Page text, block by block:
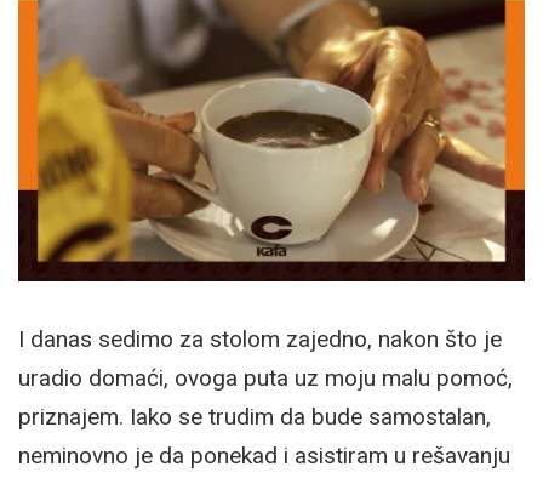
I danas sedimo za stolom zajedno, nakon što je
uradio domaći, ovoga puta uz moju malu pomoć,
priznajem. Iako se trudim da bude samostalan,
neminovno je da ponekad i asistiram u rešavanju